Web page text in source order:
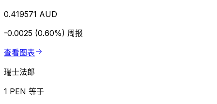
0.419571 AUD
-0.0025 (0.60%) 周报
查看图表
瑞士法郎
1 PEN 等于